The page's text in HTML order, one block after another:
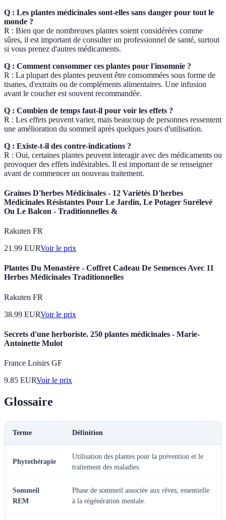
Q : Les plantes médicinales sont-elles sans danger pour tout le
monde ?
R : Bien que de nombreuses plantes soient considérées comme
sûres, il est important de consulter un professionnel de santé, surtout
si vous prenez d'autres médicaments.
Q : Comment consommer ces plantes pour l'insomnie ?
R : La plupart des plantes peuvent être consommées sous forme de
tisanes, d'extraits ou de compléments alimentaires. Une infusion
avant le coucher est souvent recommandée.
Q : Combien de temps faut-il pour voir les effets ?
R : Les effets peuvent varier, mais beaucoup de personnes ressentent
une amélioration du sommeil après quelques jours d'utilisation.
Q : Existe-t-il des contre-indications ?
R : Oui, certaines plantes peuvent interagir avec des médicaments ou
provoquer des effets indésirables. Il est important de se renseigner
avant de commencer un nouveau traitement.
Graines D'herbes Médicinales - 12 Variétés D'herbes
Médicinales Résistantes Pour Le Jardin, Le Potager Surélevé
Ou Le Balcon - Traditionnelles &
Rakuten FR
21.99 EURVoir le prix
Plantes Du Monastère - Coffret Cadeau De Semences Avec 11
Herbes Médicinales Traditionnelles
Rakuten FR
38.99 EURVoir le prix
Secrets d'une herboriste. 250 plantes médicinales - Marie-
Antoinette Mulot
France Loisirs GF
9.85 EURVoir le prix
Glossaire
Terme Définition
Phytothérapie
Utilisation des plantes pour la prévention et le
traitement des maladies.
Sommeil
REM
Phase de sommeil associée aux rêves, essentielle
à la régénération mentale.